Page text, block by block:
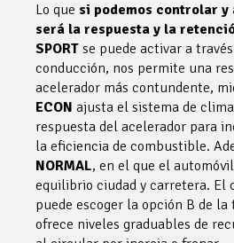
Lo que si podemos controlar
será la respuesta y la
SPORT se puede activar a
conducción, nos permite una
acelerador más contundente,
ECON ajusta el sistema de
respuesta del acelerador para
la eficiencia de combustible.
NORMAL, en el que el
equilibrio ciudad y carretera. El
puede escoger la opción B de
ofrece niveles graduables de